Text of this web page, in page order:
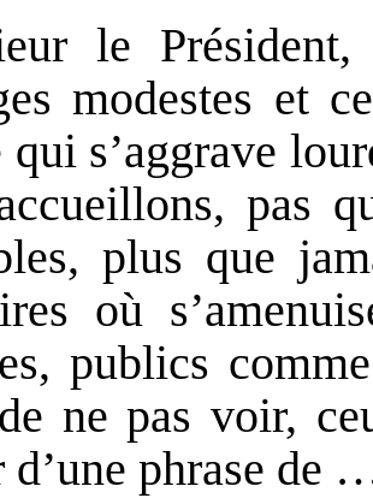
le
modestes et
s’aggrave
pas
plus que
où
publics
ne pas voir,
d’une phrase de